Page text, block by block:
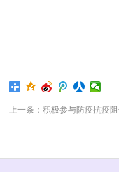
上一条：积极参与防疫抗疫